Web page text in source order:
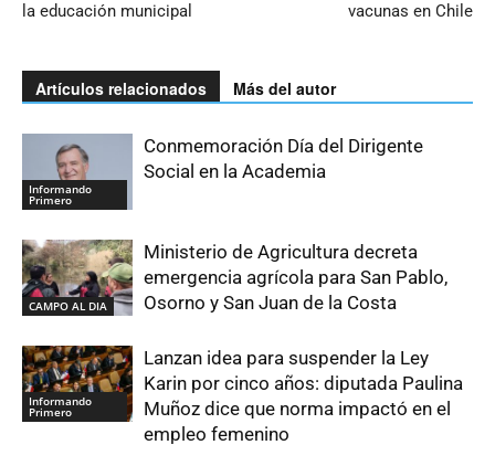
la educación municipal
vacunas en Chile
Artículos relacionados Más del autor
Informando
Primero
Conmemoración Día del Dirigente
Social en la Academia
CAMPO AL DIA
Ministerio de Agricultura decreta
emergencia agrícola para San Pablo,
Osorno y San Juan de la Costa
Informando
Primero
Lanzan idea para suspender la Ley
Karin por cinco años: diputada Paulina
Muñoz dice que norma impactó en el
empleo femenino